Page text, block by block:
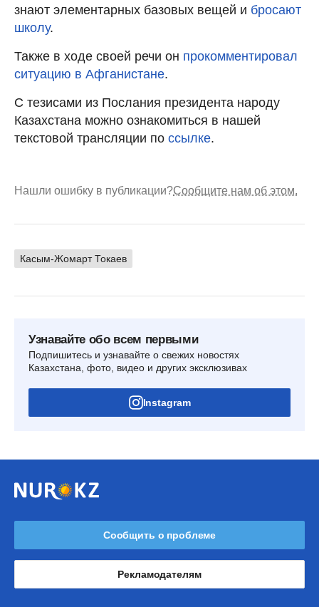
знают элементарных базовых вещей и бросают
школу.
Также в ходе своей речи он прокомментировал
ситуацию в Афганистане.
С тезисами из Послания президента народу
Казахстана можно ознакомиться в нашей
текстовой трансляции по ссылке.
Нашли ошибку в публикации?Сообщите нам об этом.
Касым-Жомарт Токаев
Узнавайте обо всем первыми
Подпишитесь и узнавайте о свежих новостях
Казахстана, фото, видео и других эксклюзивах
Instagram
Сообщить о проблеме
Рекламодателям